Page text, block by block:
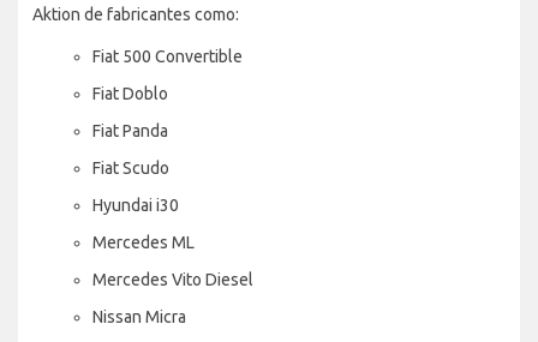
Aktion de fabricantes como:
Fiat 500 Convertible
Fiat Doblo
Fiat Panda
Fiat Scudo
Hyundai i30
Mercedes ML
Mercedes Vito Diesel
Nissan Micra